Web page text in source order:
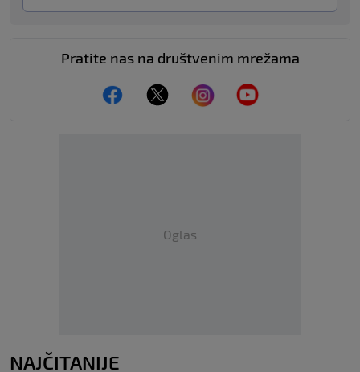
Pratite nas na društvenim mrežama
Oglas
NAJČITANIJE